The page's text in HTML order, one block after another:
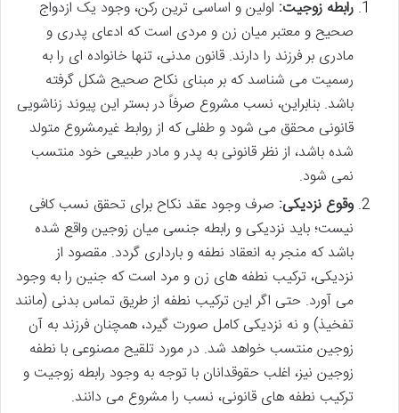
رابطه زوجیت: اولین و اساسی ترین رکن، وجود یک ازدواج
صحیح و معتبر میان زن و مردی است که ادعای پدری و
مادری بر فرزند را دارند. قانون مدنی، تنها خانواده ای را به
رسمیت می شناسد که بر مبنای نکاح صحیح شکل گرفته
باشد. بنابراین، نسب مشروع صرفاً در بستر این پیوند زناشویی
قانونی محقق می شود و طفلی که از روابط غیرمشروع متولد
شده باشد، از نظر قانونی به پدر و مادر طبیعی خود منتسب
نمی شود.
وقوع نزدیکی: صرف وجود عقد نکاح برای تحقق نسب کافی
نیست؛ باید نزدیکی و رابطه جنسی میان زوجین واقع شده
باشد که منجر به انعقاد نطفه و بارداری گردد. مقصود از
نزدیکی، ترکیب نطفه های زن و مرد است که جنین را به وجود
می آورد. حتی اگر این ترکیب نطفه از طریق تماس بدنی (مانند
تفخیذ) و نه نزدیکی کامل صورت گیرد، همچنان فرزند به آن
زوجین منتسب خواهد شد. در مورد تلقیح مصنوعی با نطفه
زوجین نیز، اغلب حقوقدانان با توجه به وجود رابطه زوجیت و
ترکیب نطفه های قانونی، نسب را مشروع می دانند.